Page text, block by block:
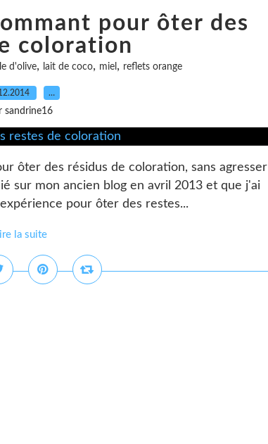
pour ôter des
coloration
d'olive, lait de coco, miel, reflets orange
…
sandrine16
ôter des résidus de coloration, sans agresser
sur mon ancien blog en avril 2013 et que j'ai
pour ôter des restes...
la suite